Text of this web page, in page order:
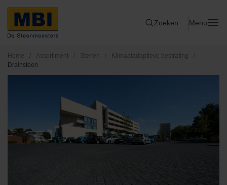
Zoeken Menu
Home / Assortiment / Stenen / Klimaatadaptieve bestrating
/
Drainsteen